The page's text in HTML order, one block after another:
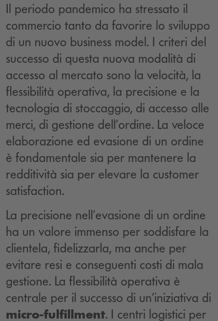
Il periodo pandemico ha stressato il
commercio tanto da favorire lo sviluppo
di un nuovo business model. I criteri del
successo di questa nuova modalità di
accesso al mercato sono la velocità, la
flessibilità operativa, la precisione e la
tecnologia di stoccaggio, di accesso alle
merci, di gestione dell’ordine. La veloce
elaborazione ed evasione di un ordine
è fondamentale sia per mantenere la
redditività sia per elevare la customer
satisfaction.
La precisione nell’evasione di un ordine
ha un valore immenso per soddisfare la
clientela, fidelizzarla, ma anche per
evitare resi e conseguenti costi di mala
gestione. La flessibilità operativa è
centrale per il successo di un’iniziativa di
micro-fulfillment. I centri logistici per